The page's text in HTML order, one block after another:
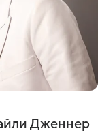
Дженнер